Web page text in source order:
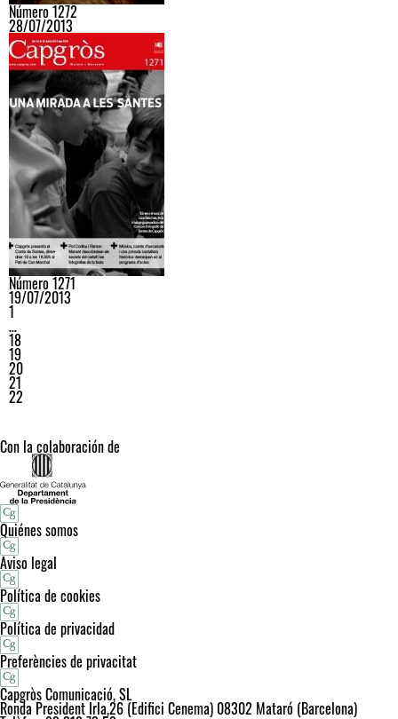
Número 1272
28/07/2013
Número 1271
19/07/2013
1
…
18
19
20
21
22
Con la colaboración de
Quiénes somos
Aviso legal
Política de cookies
Política de privacidad
Preferències de privacitat
Capgròs Comunicació, SL
Ronda President Irla,26 (Edifici Cenema) 08302 Mataró (Barcelona)